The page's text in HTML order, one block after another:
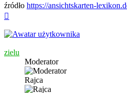
źródło https://ansichtskarten-
zielu
Moderator
Rajca